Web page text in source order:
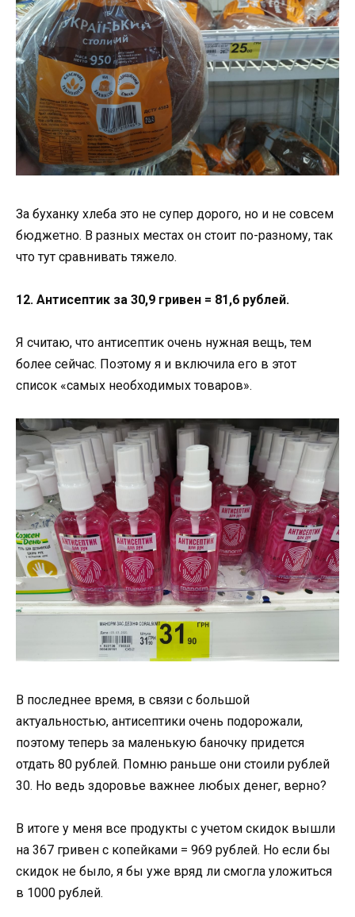
За буханку хлеба это не супер дорого, но и не совсем
бюджетно. В разных местах он стоит по-разному, так
что тут сравнивать тяжело.
12. Антисептик за 30,9 гривен = 81,6 рублей.
Я считаю, что антисептик очень нужная вещь, тем
более сейчас. Поэтому я и включила его в этот
список «самых необходимых товаров».
В последнее время, в связи с большой
актуальностью, антисептики очень подорожали,
поэтому теперь за маленькую баночку придется
отдать 80 рублей. Помню раньше они стоили рублей
30. Но ведь здоровье важнее любых денег, верно?
В итоге у меня все продукты с учетом скидок вышли
на 367 гривен с копейками = 969 рублей. Но если бы
скидок не было, я бы уже вряд ли смогла уложиться
в 1000 рублей.